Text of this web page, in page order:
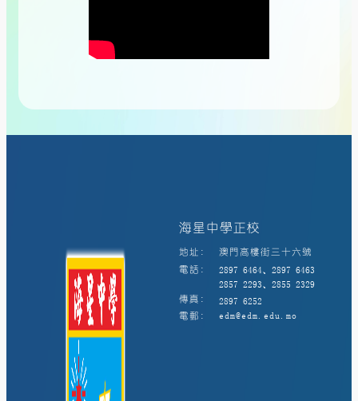
海星中學正校
地址:
澳門高樓街三十六號
電話:
2897 6464、2897 6463
2857 2293、2855 2329
傳真:
2897 6252
電郵:
edm@edm.edu.mo